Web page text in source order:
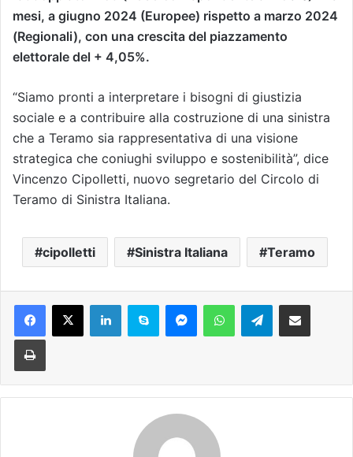
mesi, a giugno 2024 (Europee) rispetto a marzo 2024
(Regionali), con una crescita del piazzamento
elettorale del + 4,05%.
“Siamo pronti a interpretare i bisogni di giustizia
sociale e a contribuire alla costruzione di una sinistra
che a Teramo sia rappresentativa di una visione
strategica che coniughi sviluppo e sostenibilità”, dice
Vincenzo Cipolletti, nuovo segretario del Circolo di
Teramo di Sinistra Italiana.
cipolletti Sinistra Italiana Teramo
Telegram